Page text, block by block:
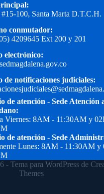
100, Santa Marta D.T.C.H.
conmutador:
4209645 Ext 200 y 201
electrónico:
de notificaciones judiciales:
de atención - Sede Atención
Viernes: 8AM - 11:30AM y
de atención - Sede
Lunes: 8AM - 11:30AM y
- Tema para WordPress de
Themes